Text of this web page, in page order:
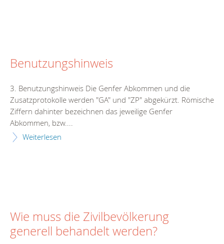
Benutzungshinweis
3. Benutzungshinweis Die Genfer Abkommen und die
Zusatzprotokolle werden "GA" und "ZP" abgekürzt. Römische
Ziffern dahinter bezeichnen das jeweilige Genfer
Abkommen, bzw....
Weiterlesen
Wie muss die Zivilbevölkerung
generell behandelt werden?